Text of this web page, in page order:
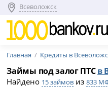
Всеволожск
Главная Кредиты в
Займы под залог ПТСв
Найдено 15 займов из833